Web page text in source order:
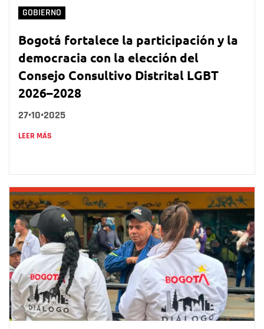
GOBIERNO
Bogotá fortalece la participación y la
democracia con la elección del
Consejo Consultivo Distrital LGBT
2026–2028
27•10•2025
LEER MÁS